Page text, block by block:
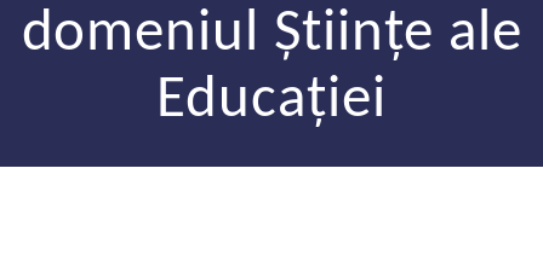
domeniul Științe ale
Educației